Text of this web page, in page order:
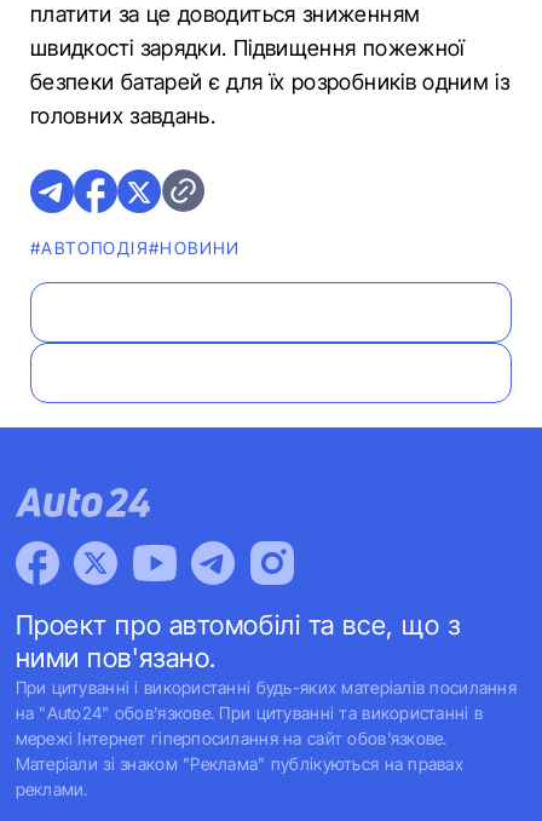
платити за це доводиться зниженням
швидкості зарядки. Підвищення пожежної
безпеки батарей є для їх розробників одним із
головних завдань.
#АВТОПОДІЯ#НОВИНИ
Проект про автомобілі та все, що з
ними пов'язано.
При цитуванні і використанні будь-яких матеріалів посилання
на "Auto24" обов'язкове. При цитуванні та використанні в
мережі Інтернет гіперпосилання на сайт обов'язкове.
Матеріали зі знаком "Реклама" публікуються на правах
реклами.